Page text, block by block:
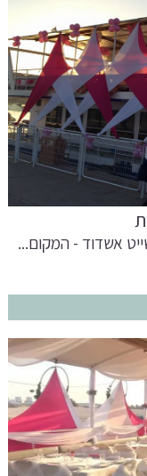
אשדוד - המקום...